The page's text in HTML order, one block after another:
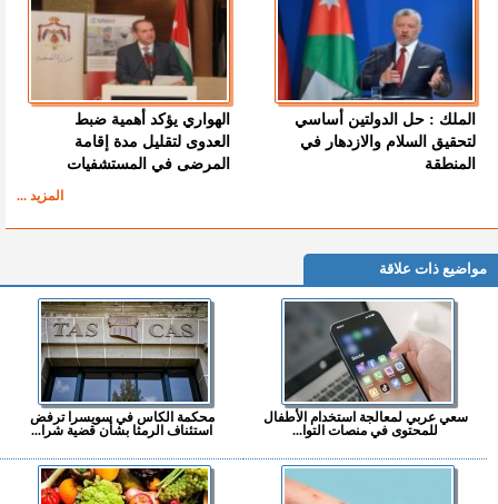
الملك : حل الدولتين أساسي
لتحقيق السلام والازدهار في
المنطقة
الهواري يؤكد أهمية ضبط
العدوى لتقليل مدة إقامة
المرضى في المستشفيات
المزيد ...
مواضيع ذات علاقة
سعي عربي لمعالجة استخدام الأطفال
للمحتوى في منصات التوا...
محكمة الكاس في سويسرا ترفض
استئناف الرمثا بشأن قضية شرا...